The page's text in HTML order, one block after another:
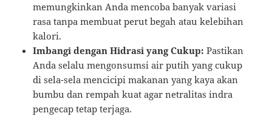
memungkinkan Anda mencoba banyak variasi
rasa tanpa membuat perut begah atau kelebihan
kalori.
Imbangi dengan Hidrasi yang Cukup: Pastikan
Anda selalu mengonsumsi air putih yang cukup
di sela-sela mencicipi makanan yang kaya akan
bumbu dan rempah kuat agar netralitas indra
pengecap tetap terjaga.